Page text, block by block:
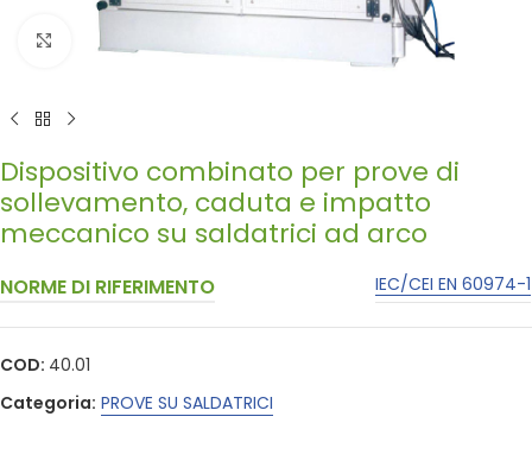
Dispositivo combinato per prove di
sollevamento, caduta e impatto
meccanico su saldatrici ad arco
NORME DI RIFERIMENTO IEC/CEI EN 60974-1
COD: 40.01
Categoria: PROVE SU SALDATRICI